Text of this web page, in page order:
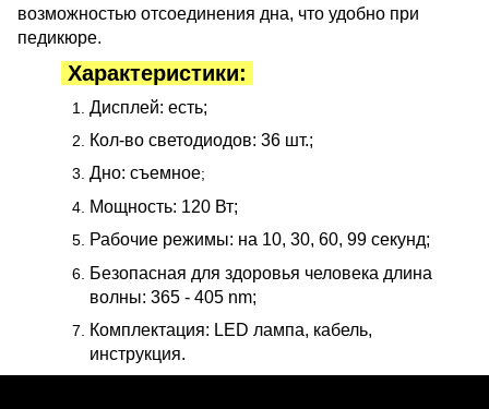
возможностью отсоединения дна, что удобно при
педикюре.
Характеристики:
Дисплей: есть;
Кол-во светодиодов: 36 шт.;
Дно: съемное;
Мощность: 120 Вт;
Рабочие режимы: на 10, 30, 60, 99 секунд;
Безопасная для здоровья человека длина
волны: 365 - 405 nm;
Комплектация: LED лампа, кабель,
инструкция.